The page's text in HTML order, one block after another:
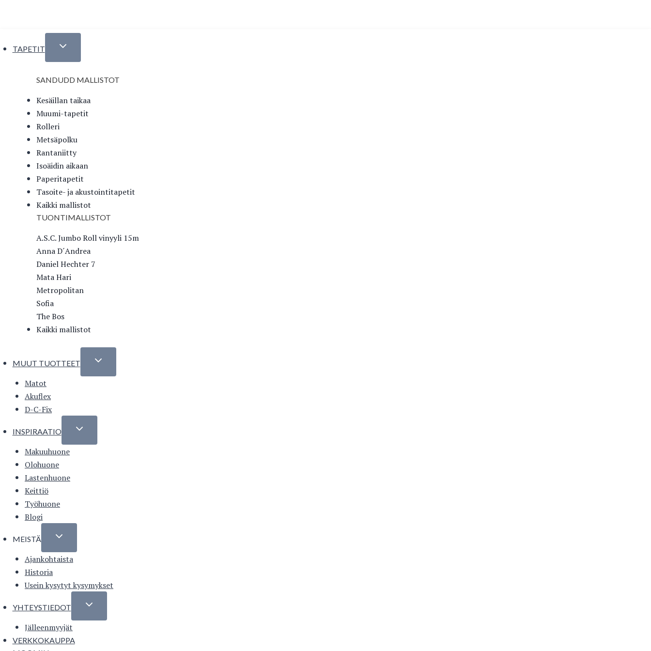
TAPETIT
SANDUDD MALLISTOT
Kesäillan taikaa
Muumi-tapetit
Rolleri
Metsäpolku
Rantaniitty
Isoäidin aikaan
Paperitapetit
Tasoite- ja akustointitapetit
Kaikki mallistot
TUONTIMALLISTOT
A.S.C. Jumbo Roll vinyyli 15m
Anna D´Andrea
Daniel Hechter 7
Mata Hari
Metropolitan
Sofia
The Bos
Kaikki mallistot
MUUT TUOTTEET
Matot
Akuflex
D-C-Fix
INSPIRAATIO
Makuuhuone
Olohuone
Lastenhuone
Keittiö
Työhuone
Blogi
MEISTÄ
Ajankohtaista
Historia
Usein kysytyt kysymykset
YHTEYSTIEDOT
Jälleenmyyjät
VERKKOKAUPPA